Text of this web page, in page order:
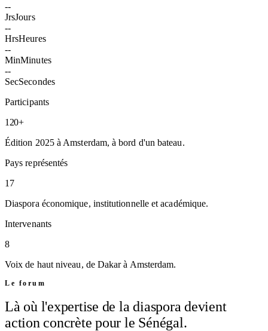
--
JrsJours
--
HrsHeures
--
MinMinutes
--
SecSecondes
Participants
120+
Édition 2025 à Amsterdam, à bord d'un bateau.
Pays représentés
17
Diaspora économique, institutionnelle et académique.
Intervenants
8
Voix de haut niveau, de Dakar à Amsterdam.
Le forum
Là où l'expertise de la diaspora devient
action concrète pour le Sénégal.